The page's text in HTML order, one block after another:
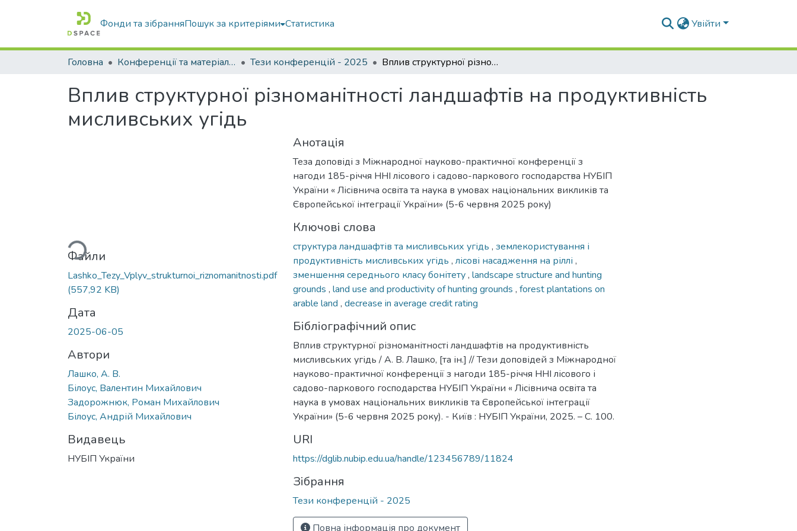
Фонди та зібранняПошук за критеріями Статистика Увійти
Головна Конференції та матеріали конференцій Тези конференцій - 2025 Вплив структурної різноманітності ландшафтів на продуктивність мисливських угідь
Вплив структурної різноманітності ландшафтів на продуктивність
мисливських угідь
Вантажиться...
Файли
Lashko_Tezy_Vplyv_strukturnoi_riznomanitnosti.pdf
(557,92 KB)
Дата
2025-06-05
Автори
Лашко, А. В.
Білоус, Валентин Михайлович
Задорожнюк, Роман Михайлович
Білоус, Андрій Михайлович
Видавець
НУБІП України
Анотація
Теза доповіді з Міжнародної науково-практичної конференції з
нагоди 185-річчя ННІ лісового і садово-паркового господарства НУБІП
України « Лісівнича освіта та наука в умовах національних викликів та
Європейської інтеграції України» (5-6 червня 2025 року)
Ключові слова
структура ландшафтів та мисливських угідь , землекористування і
продуктивність мисливських угідь , лісові насадження на ріллі ,
зменшення середнього класу бонітету, landscape structure and hunting
grounds , land use and productivity of hunting grounds , forest plantations on
arable land , decrease in average credit rating
Бібліографічний опис
Вплив структурної різноманітності ландшафтів на продуктивність
мисливських угідь / А. В. Лашко, [та ін.] // Тези доповідей з Міжнародної
науково-практичної конференції з нагоди 185-річчя ННІ лісового і
садово-паркового господарства НУБІП України « Лісівнича освіта та
наука в умовах національних викликів та Європейської інтеграції
України» (5-6 червня 2025 року). - Київ : НУБІП України, 2025. – С. 100.
URI
https://dglib.nubip.edu.ua/handle/123456789/11824
Зібрання
Тези конференцій - 2025
Повна інформація про документ